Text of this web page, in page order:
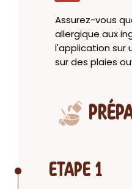
Assurez-vous
allergique aux
l'application sur
sur des plaies
ETAPE 1